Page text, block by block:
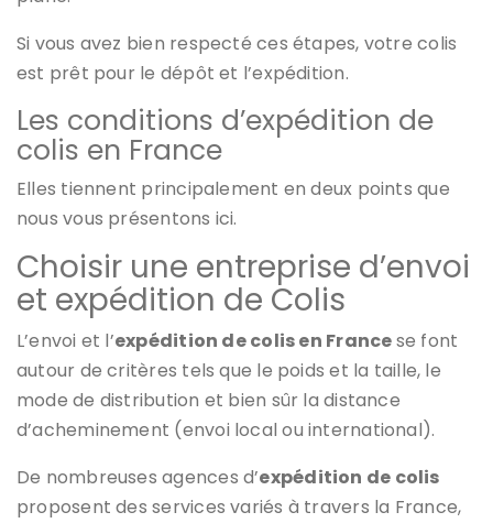
Si vous avez bien respecté ces étapes, votre colis
est prêt pour le dépôt et l’expédition.
Les conditions d’expédition de
colis en France
Elles tiennent principalement en deux points que
nous vous présentons ici.
Choisir une entreprise d’envoi
et expédition de Colis
L’envoi et l’expédition de colis en Francese font
autour de critères tels que le poids et la taille, le
mode de distribution et bien sûr la distance
d’acheminement (envoi local ou international).
De nombreuses agences d’expédition de colis
proposent des services variés à travers la France,